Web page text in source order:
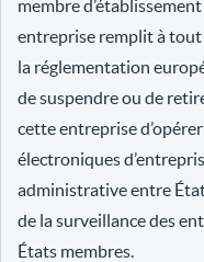
membre
entreprise remplit à
la réglementation
de suspendre ou de
cette entreprise
électroniques
administrative entre
de la surveillance des
États membres.